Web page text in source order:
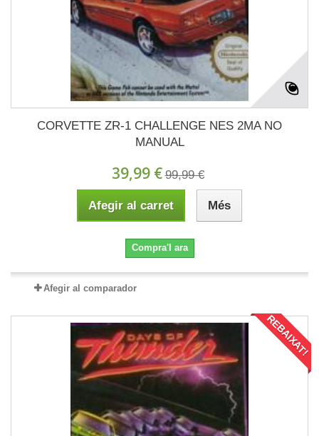
CORVETTE ZR-1 CHALLENGE NES 2MA NO
MANUAL
39,99 € 99,99 €
Afegir al carret Més
Compra'l ara
Afegir al comparador
REBAIXAT!